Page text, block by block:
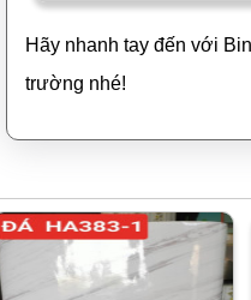
Hãy nhanh tay đến với
trường nhé!